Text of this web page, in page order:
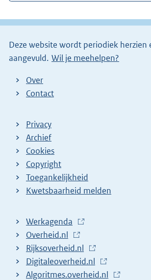
l
n
k
Deze website wordt periodiek herzien
aangevuld. Wil je meehelpen?
Over
Contact
Privacy
Archief
Cookies
Copyright
Toegankelijkheid
Kwetsbaarheid melden
Werkagenda
E
x
t
e
Overheid.nl
E
x
t
Rijksoverheid.nl
E
x
Digitaleoverheid.nl
E
Algoritmes.overheid.nl